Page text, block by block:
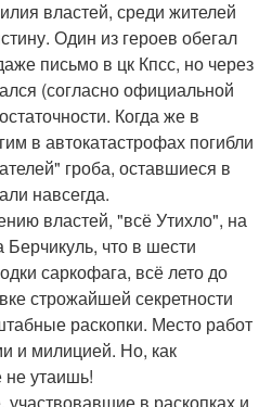
властей, среди жителей
Один из героев обегал
письмо в цк Кпсс, но через
(согласно официальной
Когда же в
в автокатастрофах погибли
гроба, оставшиеся в
навсегда.
властей, "всё Утихло", на
Берчикуль, что в шести
саркофага, всё лето до
строжайшей секретности
раскопки. Место работ
и милицией. Но, как
утаишь!